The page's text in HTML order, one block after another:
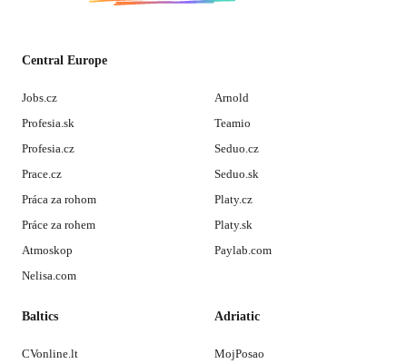
Central Europe
Jobs.cz
Profesia.sk
Profesia.cz
Prace.cz
Práca za rohom
Práce za rohem
Atmoskop
Nelisa.com
Arnold
Teamio
Seduo.cz
Seduo.sk
Platy.cz
Platy.sk
Paylab.com
Baltics
CVonline.lt
Adriatic
MojPosao